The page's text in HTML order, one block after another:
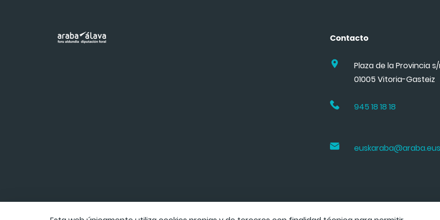
Contacto
Plaza de la Provincia
01005 Vitoria-Gasteiz
945 18 18 18
euskaraba@araba.eus